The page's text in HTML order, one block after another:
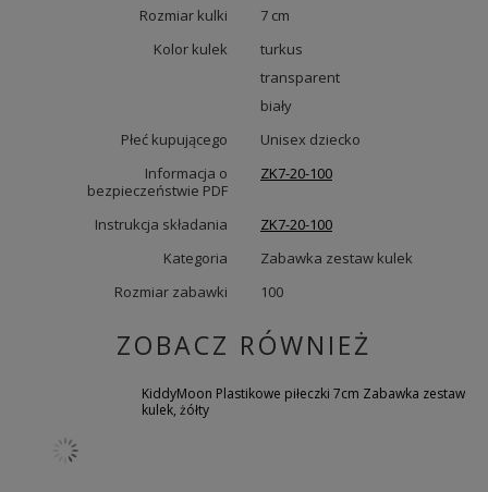
Rozmiar kulki
7 cm
Kolor kulek
turkus
transparent
biały
Płeć kupującego
Unisex dziecko
Informacja o
bezpieczeństwie PDF
ZK7-20-100
Instrukcja składania
ZK7-20-100
Kategoria
Zabawka zestaw kulek
Rozmiar zabawki
100
ZOBACZ RÓWNIEŻ
KiddyMoon Plastikowe piłeczki 7cm Zabawka zestaw
kulek, żółty